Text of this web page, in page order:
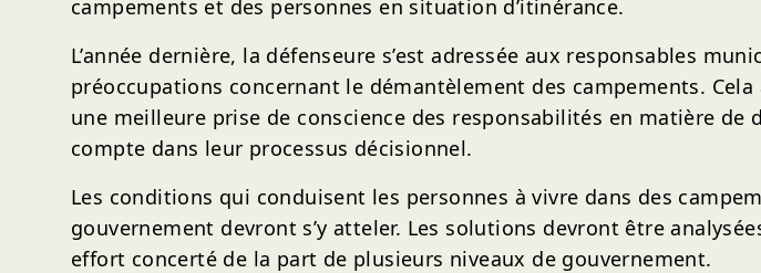
campements et des personnes en situation d’itinérance.
L’année dernière, la défenseure s’est adressée aux responsables
préoccupations concernant le démantèlement des campements.
une meilleure prise de conscience des responsabilités en matière
compte dans leur processus décisionnel.
Les conditions qui conduisent les personnes à vivre dans des
gouvernement devront s’y atteler. Les solutions devront être
effort concerté de la part de plusieurs niveaux de gouvernement.